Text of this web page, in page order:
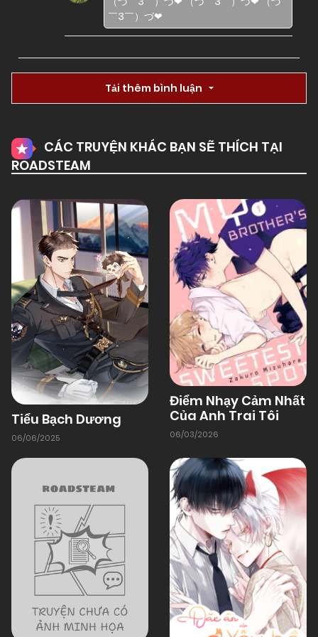
Chapter 92 01/01/1970
Chapter 91
Chapter 90 01/01/1970
Chapter 89 01/01/1970
Chapter 88 01/01/1970
Chapter 87 01/01/1970
Chapter 86 01/01/1970
Chapter 85 01/01/1970
Chapter 84 01/01/1970
Chapter 82 (H)
Chapter 81 01/01/1970
Chapter 80
￣3￣）づ❤
Tải thêm bình luận
CÁC TRUYỆN KHÁC BẠN SẼ THÍCH TẠI
ROADSTEAM
Tiểu Bạch Dương
06/06/2025
Điểm Nhạy Cảm Nhất
Của Anh Trai Tôi
06/03/2026